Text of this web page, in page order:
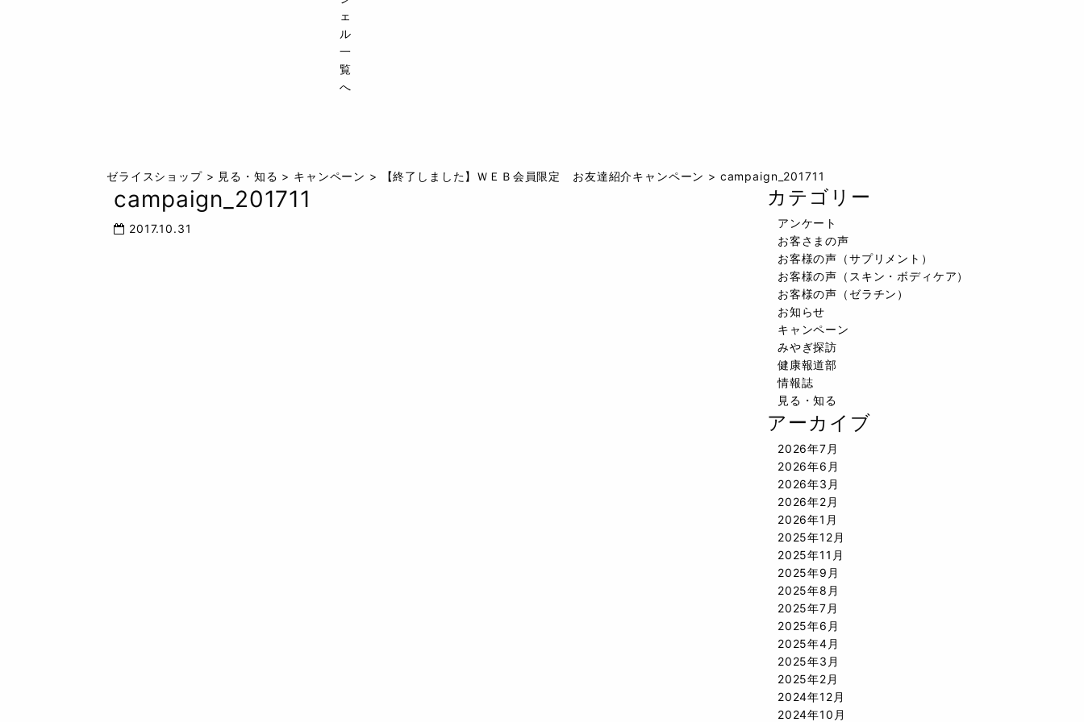
ェ
ル
一
覧
へ
ゼライスショップ> 見る・知る > キャンペーン > 【終了しました】ＷＥＢ会員限定 お友達紹介キャンペーン > campaign_201711
campaign_201711
2017.10.31
カテゴリー
アンケート
お客さまの声
お客様の声（サプリメント）
お客様の声（スキン・ボディケア）
お客様の声（ゼラチン）
お知らせ
キャンペーン
みやぎ探訪
健康報道部
情報誌
見る・知る
アーカイブ
2026年7月
2026年6月
2026年3月
2026年2月
2026年1月
2025年12月
2025年11月
2025年9月
2025年8月
2025年7月
2025年6月
2025年4月
2025年3月
2025年2月
2024年12月
2024年10月